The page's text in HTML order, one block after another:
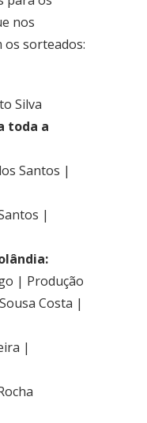
Obrigado!
nos
sorteados:
Silva
toda a
Santos |
|
| Produção
Costa |
|